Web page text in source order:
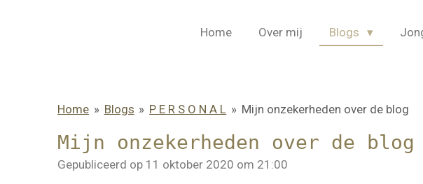
Home Over mij Blogs
Home » Blogs » P E R S O N A L » Mijn onzekerheden over de blog
Mijn onzekerheden over de blog
Gepubliceerd op 11 oktober 2020 om 21:00